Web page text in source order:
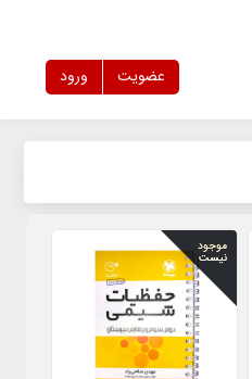
ورود عضویت
موجود
نیست